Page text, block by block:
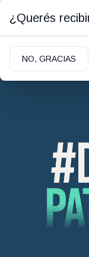
¿Querés
NO, GRACIAS